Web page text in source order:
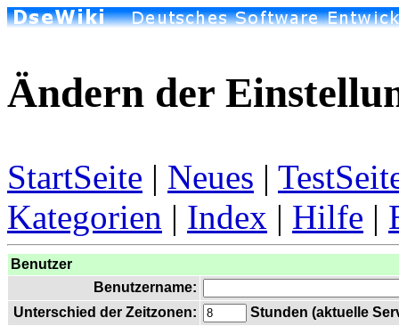
Ändern der
StartSeite | Neues |
Kategorien | Index | Hilfe |
Benutzer
Benutzername:
Unterschied der Zeitzonen:
Stunden (aktuelle